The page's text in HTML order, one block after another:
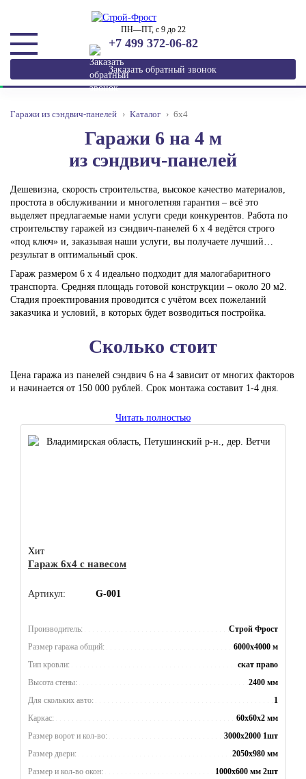
ПН—ПТ, с 9 до 22
+7 499 372-06-82
Заказать обратный звонок
Гаражи из сэндвич-панелей Каталог 6х4
Гаражи 6 на 4 м
из сэндвич-панелей
Дешевизна, скорость строительства, высокое качество материалов,
простота в обслуживании и многолетняя гарантия – всё это
выделяет предлагаемые нами услуги среди конкурентов. Работа по
строительству гаражей из сэндвич-панелей 6 х 4 ведётся строго
«под ключ» и, заказывая наши услуги, вы получаете лучший
результат в оптимальный срок.
Гараж размером 6 х 4 идеально подходит для малогабаритного
транспорта. Средняя площадь готовой конструкции – около 20 м2.
Стадия проектирования проводится с учётом всех пожеланий
заказчика и условий, в которых будет возводиться постройка.
Сколько стоит
Цена гаража из панелей сэндвич 6 на 4 зависит от многих факторов
и начинается от 150 000 рублей. Срок монтажа составит 1-4 дня.
Читать полностью
Хит
Гараж 6x4 с навесом
Артикул: G-001
Производитель:
Строй Фрост
Размер гаража общий:
6000x4000 м
Тип кровли:
скат право
Высота стены:
2400 мм
Для скольких авто:
1
Каркас:
60x60x2 мм
Размер ворот и кол-во:
3000x2000 1шт
Размер двери:
2050x980 мм
Размер и кол-во окон:
1000x600 мм 2шт